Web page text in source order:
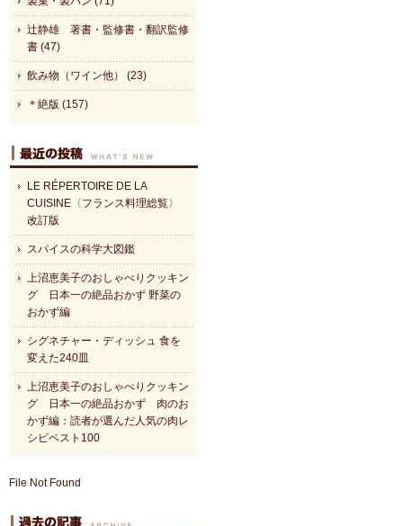
辻静雄 著書・監修書・翻訳監修
書 (47)
飲み物（ワイン他） (23)
＊絶版 (157)
LE RÉPERTOIRE DE LA
CUISINE〈フランス料理総覧〉
改訂版
スパイスの科学大図鑑
上沼恵美子のおしゃべりクッキン
グ 日本一の絶品おかず 野菜の
おかず編
シグネチャー・ディッシュ 食を
変えた240皿
上沼恵美子のおしゃべりクッキン
グ 日本一の絶品おかず 肉のお
かず編：読者が選んだ人気の肉レ
シピベスト100
File Not Found